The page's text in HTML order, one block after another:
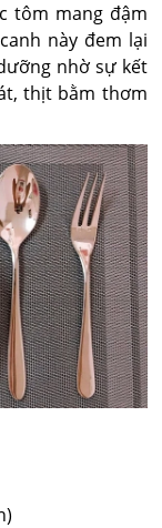
tôm mang đậm
này đem lại
nhờ sự kết
thịt bằm thơm